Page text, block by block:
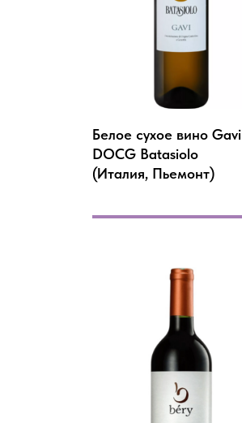
Белое сухое вино Gavi
DOCG Batasiolo
(Италия, Пьемонт)